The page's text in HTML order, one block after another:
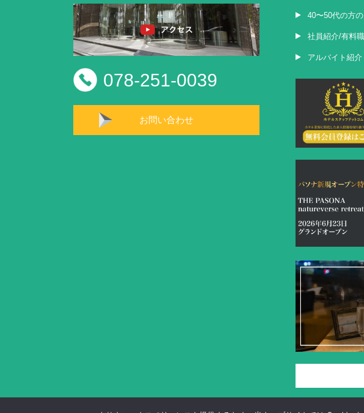
078-251-0039
お問い合わせ
40〜50代の方
社員紹介/有料
アルバイト紹介